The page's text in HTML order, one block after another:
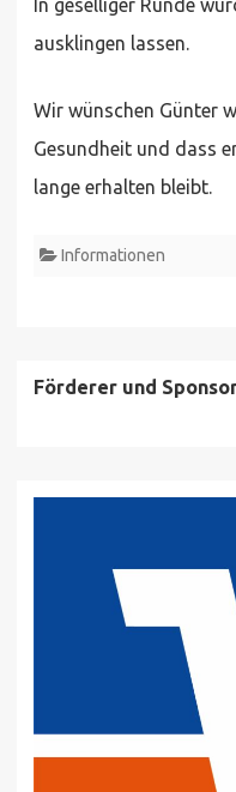
ausklingen lassen.
Wir wünschen Günter
Gesundheit und dass
lange erhalten bleibt.
Informationen
Förderer und